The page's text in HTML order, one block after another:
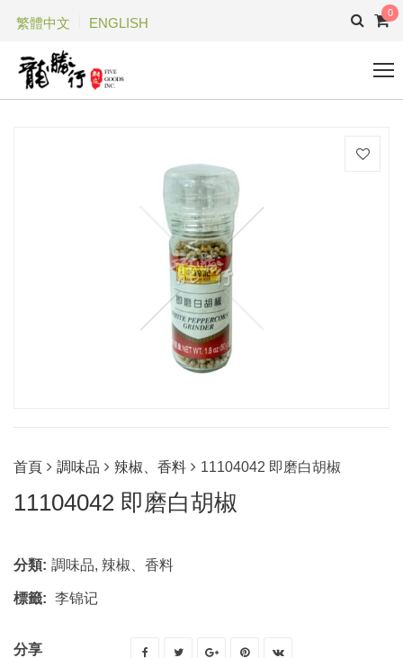
繁體中文 ENGLISH
0
首頁 調味品 辣椒、香料 11104042 即磨白胡椒
11104042 即磨白胡椒
分類: 調味品, 辣椒、香料
標籤: 李锦记
分享